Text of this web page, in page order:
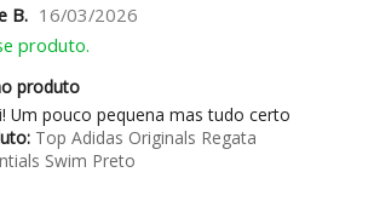
B. 16/03/2026
produto.
produto
Um pouco pequena mas tudo certo
Top Adidas Originals Regata
Swim Preto